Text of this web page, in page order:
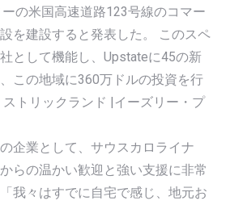
の米国高速道路123号線のコマー
を建設すると発表した。 このスペ
として機能し、Upstateに45の新
この地域に360万ドルの投資を行
トリックランド |イーズリー・プ
企業として、サウスカロライナ
らの温かい歓迎と強い支援に非常
我々はすでに自宅で感じ、地元お